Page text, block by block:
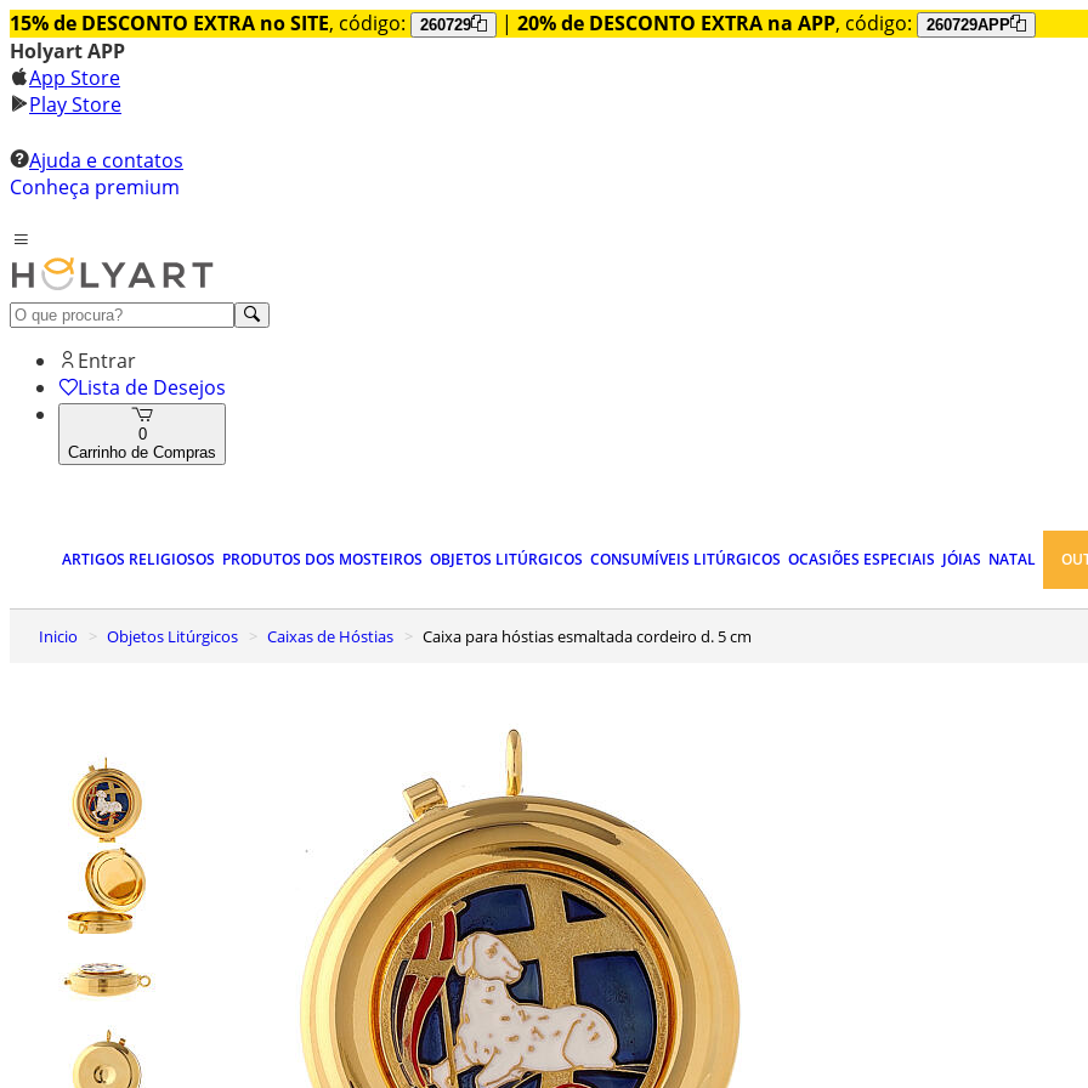
15% de DESCONTO EXTRA no SITE, código: 260729 | 20% de DESCONTO EXTRA na APP, código: 260729APP
Holyart APP
App Store
Play Store
Ajuda e contatos
Conheça premium
Entrar
Lista de Desejos
0
Carrinho de Compras
ARTIGOS RELIGIOSOS PRODUTOS DOS MOSTEIROS OBJETOS LITÚRGICOS CONSUMÍVEIS LITÚRGICOS OCASIÕES ESPECIAIS JÓIAS NATAL
Inicio Objetos Litúrgicos Caixas de Hóstias Caixa para hóstias esmaltada cordeiro d. 5 cm